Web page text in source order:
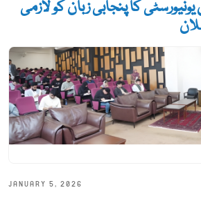
کا پنجابی زبان کو لازمی
JANUARY 5, 2026